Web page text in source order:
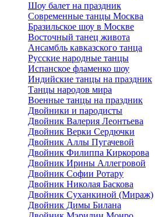
Шоу балет на праздник
Современные танцы Москва
Бразильское шоу в Москве
Восточный танец живота
Ансамбль кавказского танца
Русские народные танцы
Испанское фламенко шоу
Индийские танцы на праздник
Танцы народов мира
Военные танцы на праздник
Двойники и пародисты
Двойник Валерия Леонтьева
Двойник Верки Сердючки
Двойник Аллы Пугачевой
Двойник Филиппа Киркорова
Двойник Ирины Аллегровой
Двойник Софии Ротару
Двойник Николая Баскова
Двойник Суханкиной (Мираж)
Двойник Димы Билана